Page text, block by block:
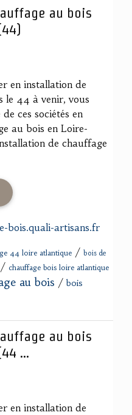
au bois
en installation de
le 44 à venir, vous
ces sociétés en
au bois en Loire-
de chauffage
bois.quali-artisans.fr
44 loire atlantique / bois de
/ chauffage bois loire atlantique
au bois / bois
au bois
...
en installation de